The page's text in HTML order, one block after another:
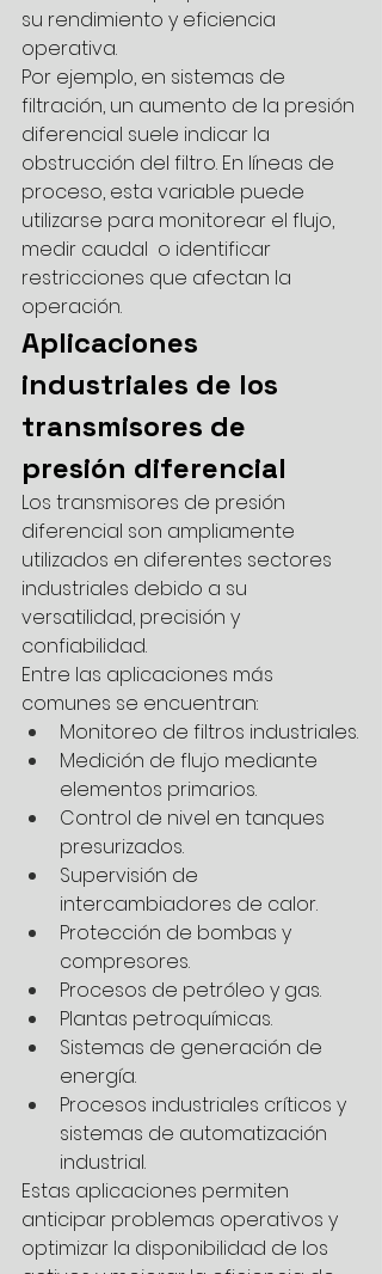
su rendimiento y eficiencia
operativa.
Por ejemplo, en sistemas de
filtración, un aumento de la presión
diferencial suele indicar la
obstrucción del filtro. En líneas de
proceso, esta variable puede
utilizarse para monitorear el flujo,
medir caudal  o identificar
restricciones que afectan la
operación.
Aplicaciones
industriales de los
transmisores de
presión diferencial
Los transmisores de presión
diferencial son ampliamente
utilizados en diferentes sectores
industriales debido a su
versatilidad, precisión y
confiabilidad.
Entre las aplicaciones más
comunes se encuentran:
Monitoreo de filtros industriales.
Medición de flujo mediante
elementos primarios.
Control de nivel en tanques
presurizados.
Supervisión de
intercambiadores de calor.
Protección de bombas y
compresores.
Procesos de petróleo y gas.
Plantas petroquímicas.
Sistemas de generación de
energía.
Procesos industriales críticos y
sistemas de automatización
industrial.
Estas aplicaciones permiten
anticipar problemas operativos y
optimizar la disponibilidad de los